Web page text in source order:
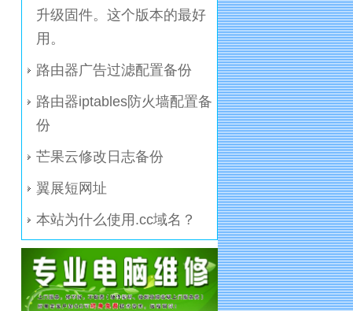
升级固件。这个版本的最好
用。
路由器广告过滤配置备份
路由器iptables防火墙配置备
份
芒果云修改日志备份
翼展短网址
本站为什么使用.cc域名？
电脑维修